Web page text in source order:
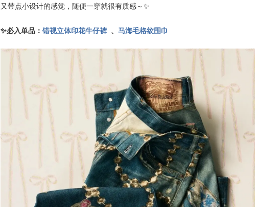
又带点小设计的感觉，随便一穿就很有质感～✨
✨必入单品： 错视立体印花牛仔裤 、 马海毛格纹围巾